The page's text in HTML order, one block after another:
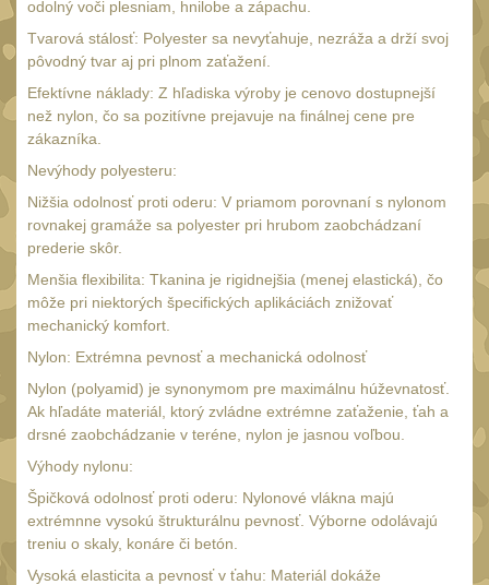
34mm31
Montáže pre kolimátory
27
Ostatní
Montáže na hlaveň
Montáže pro svítilny
Předpažbí 56
Pre AK
Pre M4/AR15 29
Ostatní 14
Pažby
Raily, lišty, krytky66
Zadní rukojeti
Mechanická mířidla
Dvojnožky
odolný voči plesniam, hnilobe a zápachu.
Tvarová stálosť: Polyester sa nevyťahuje, nezráža a drží svoj
pôvodný tvar aj pri plnom zaťažení.
Efektívne náklady: Z hľadiska výroby je cenovo dostupnejší
než nylon, čo sa pozitívne prejavuje na finálnej cene pre
zákazníka.
Nevýhody polyesteru:
Nižšia odolnosť proti oderu: V priamom porovnaní s nylonom
rovnakej gramáže sa polyester pri hrubom zaobchádzaní
prederie skôr.
Menšia flexibilita: Tkanina je rigidnejšia (menej elastická), čo
môže pri niektorých špecifických aplikáciách znižovať
mechanický komfort.
Nylon: Extrémna pevnosť a mechanická odolnosť
Nylon (polyamid) je synonymom pre maximálnu húževnatosť.
Ak hľadáte materiál, ktorý zvládne extrémne zaťaženie, ťah a
drsné zaobchádzanie v teréne, nylon je jasnou voľbou.
Výhody nylonu:
Špičková odolnosť proti oderu: Nylonové vlákna majú
extrémnne vysokú štrukturálnu pevnosť. Výborne odolávajú
treniu o skaly, konáre či betón.
Vysoká elasticita a pevnosť v ťahu: Materiál dokáže